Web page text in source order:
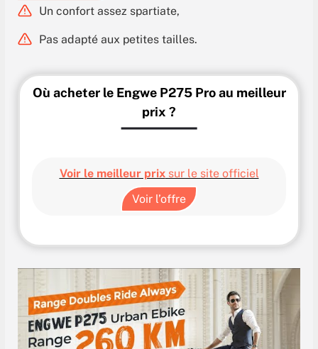
Un confort assez spartiate,
Pas adapté aux petites tailles.
Où acheter le Engwe P275 Pro au meilleur
prix ?
Voir le meilleur prixsur le site officiel
Voir l’offre